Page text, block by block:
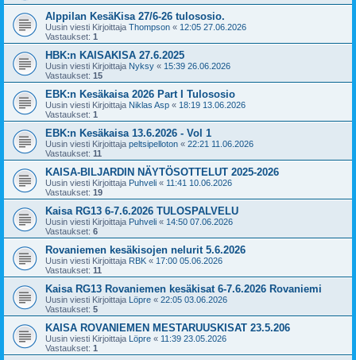
Alppilan KesäKisa 27/6-26 tulososio.
Uusin viesti Kirjoittaja Thompson « 12:05 27.06.2026
Vastaukset: 1
HBK:n KAISAKISA 27.6.2025
Uusin viesti Kirjoittaja Nyksy « 15:39 26.06.2026
Vastaukset: 15
EBK:n Kesäkaisa 2026 Part I Tulososio
Uusin viesti Kirjoittaja Niklas Asp « 18:19 13.06.2026
Vastaukset: 1
EBK:n Kesäkaisa 13.6.2026 - Vol 1
Uusin viesti Kirjoittaja peltsipelloton « 22:21 11.06.2026
Vastaukset: 11
KAISA-BILJARDIN NÄYTÖSOTTELUT 2025-2026
Uusin viesti Kirjoittaja Puhveli « 11:41 10.06.2026
Vastaukset: 19
Kaisa RG13 6-7.6.2026 TULOSPALVELU
Uusin viesti Kirjoittaja Puhveli « 14:50 07.06.2026
Vastaukset: 6
Rovaniemen kesäkisojen nelurit 5.6.2026
Uusin viesti Kirjoittaja RBK « 17:00 05.06.2026
Vastaukset: 11
Kaisa RG13 Rovaniemen kesäkisat 6-7.6.2026 Rovaniemi
Uusin viesti Kirjoittaja Löpre « 22:05 03.06.2026
Vastaukset: 5
KAISA ROVANIEMEN MESTARUUSKISAT 23.5.206
Uusin viesti Kirjoittaja Löpre « 11:39 23.05.2026
Vastaukset: 1